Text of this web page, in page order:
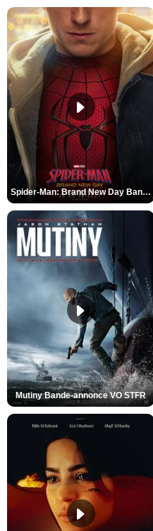
Spider-Man: Brand New Day Bande-annonce VO STFR
Mutiny Bande-annonce VO STFR